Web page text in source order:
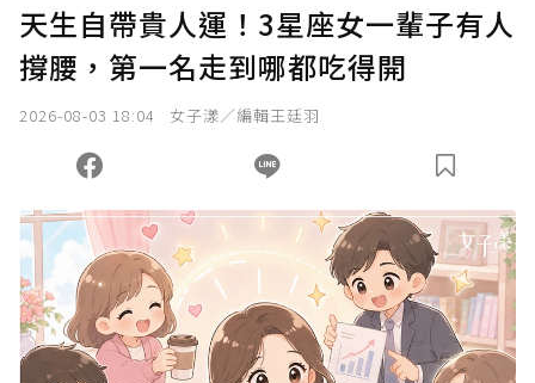
天生自帶貴人運！3星座女一輩子有人
撐腰，第一名走到哪都吃得開
2026-08-03 18:04 女子漾／編輯王廷羽